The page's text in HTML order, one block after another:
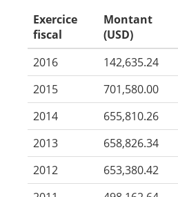
Exercice
fiscal
Montant
(USD)
2016
142,635.24
2015
701,580.00
2014
655,810.26
2013
658,826.34
2012
653,380.42